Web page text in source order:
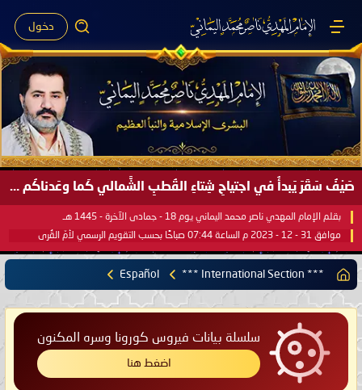
دخول
صَيْفُ سَقَرَ يَبدأُ في اجتياحِ شِتاءِ القُطبِ الشَّمالي كَما وعَدناكُم بالحقِّ لعَامِكم هذا (1445 هـ) ..
بقلم الإمام المهدي ناصر محمد اليماني يوم 18 - جمادى الآخرة - 1445 هـ
موافق 31 - 12 - 2023 م الساعة 07:44 صباحًا بحسب التقويم الرسمي لأمّ القُرى
*** International Section ***
Español
سلسلة بيانات فيروس كورونا وسره المكنون
اضغط هنا